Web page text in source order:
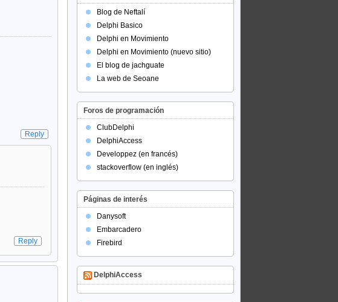
Reply
Reply
Blog de Neftalí
Delphi Basico
Delphi en Movimiento
Delphi en Movimiento (nuevo sitio)
El blog de jachguate
La web de Seoane
Foros de programación
ClubDelphi
DelphiAccess
Developpez (en francés)
stackoverflow (en inglés)
Páginas de interés
Danysoft
Embarcadero
Firebird
DelphiAccess